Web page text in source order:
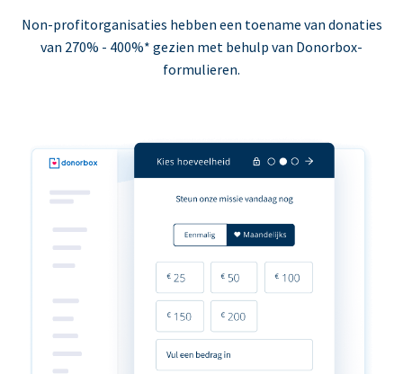
Non-profitorganisaties hebben een toename van donaties
van 270% - 400%* gezien met behulp van Donorbox-
formulieren.